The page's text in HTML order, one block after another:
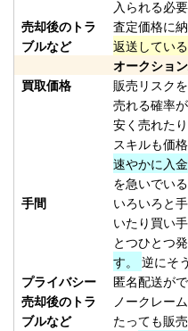
CFO IV 未使用
釣具買取クーポン
03（2026/02/28迄）
Orvis オービス フライ
MACH V 未使用
釣具買取クーポン
（2026/02/28迄）
Orvis オービス フラ
BATTENKILL DISC 7/
未使用
釣具買取クーポン
（2026/02/28迄）
ホンデックス PS-
使用
入られる必要
売却後のトラ
ブルなど
査定価格に
返送してい
オークショ
買取価格
販売リスク
売れる確率
安く売れた
スキルも価
速やかに入
を急いでい
手間
いろいろと
いたり買い
とつひとつ
す。 逆にそ
プライバシー
匿名配送が
売却後のトラ
ブルなど
ノークレー
たっても販